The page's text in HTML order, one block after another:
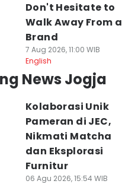
Don't Hesitate to
Walk Away From a
Brand
7 Aug 2026, 11:00 WIB
English
News Jogja
Kolaborasi Unik
Pameran di JEC,
Nikmati Matcha
dan Eksplorasi
Furnitur
06 Agu 2026, 15:54 WIB